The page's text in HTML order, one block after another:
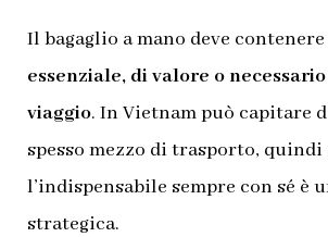
Il bagaglio a mano deve contenere
essenziale, di valore o
viaggio. In Vietnam può capitare
spesso mezzo di trasporto, quindi
l’indispensabile sempre con sé è
strategica.